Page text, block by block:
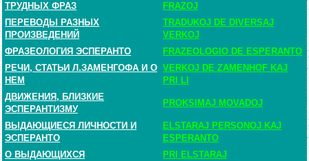
ТРУДНЫХ ФРАЗ
FRAZOJ
ПЕРЕВОДЫ РАЗНЫХ
ПРОИЗВЕДЕНИЙ
TRADUKOJ DE DIVERSAJ
VERKOJ
ФРАЗЕОЛОГИЯ ЭСПЕРАНТО
FRAZEOLOGIO DE ESPERANTO
РЕЧИ, СТАТЬИ Л.ЗАМЕНГОФА И О
НЕМ
VERKOJ DE ZAMENHOF KAJ
PRI LI
ДВИЖЕНИЯ, БЛИЗКИЕ
ЭСПЕРАНТИЗМУ
PROKSIMAJ MOVADOJ
ВЫДАЮЩИЕСЯ ЛИЧНОСТИ И
ЭСПЕРАНТО
ELSTARAJ PERSONOJ KAJ
ESPERANTO
О ВЫДАЮЩИХСЯ
PRI ELSTARAJ